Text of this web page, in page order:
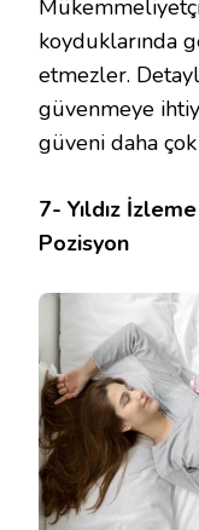
koyduklarında
etmezler.
güvenmeye
güveni daha
7- Yıldız
Pozisyon